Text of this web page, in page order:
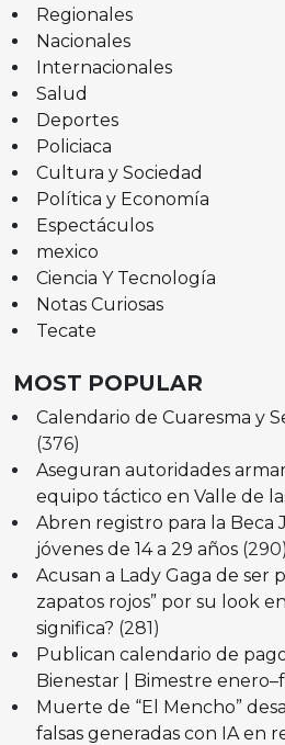
Regionales
Nacionales
Internacionales
Salud
Deportes
Policiaca
Cultura y Sociedad
Política y Economía
Espectáculos
mexico
Ciencia Y Tecnología
Notas Curiosas
Tecate
MOST POPULAR
Calendario de Cuaresma y
(376)
Aseguran autoridades
equipo táctico en Valle de
Abren registro para la Beca
jóvenes de 14 a 29 años (290)
Acusan a Lady Gaga de ser
zapatos rojos” por su look
significa? (281)
Publican calendario de
Bienestar | Bimestre
Muerte de “El Mencho”
falsas generadas con IA en